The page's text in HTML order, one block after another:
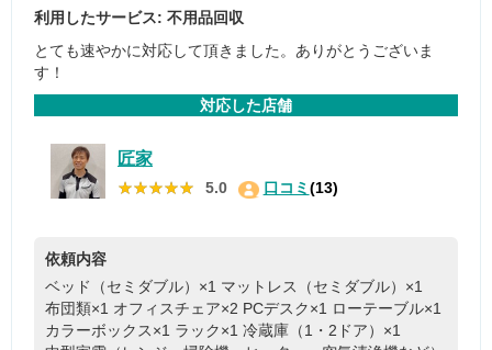
利用したサービス: 不用品回収
とても速やかに対応して頂きました。ありがとうございま
す！
対応した店舗
匠家
★★★★★
★★★★★ 5.0 口コミ(13)
依頼内容
ベッド（セミダブル）×1 マットレス（セミダブル）×1
布団類×1 オフィスチェア×2 PCデスク×1 ローテーブル×1
カラーボックス×1 ラック×1 冷蔵庫（1・2ドア）×1